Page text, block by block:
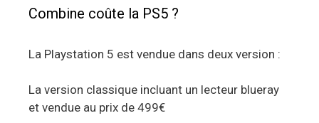
Combine coûte la PS5 ?
La Playstation 5 est vendue dans deux version :
La version classique incluant un lecteur blueray
et vendue au prix de 499€